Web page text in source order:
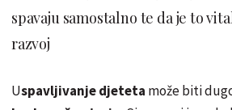
spavaju samostalno te da je to
razvoj
Uspavljivanje djeteta može biti